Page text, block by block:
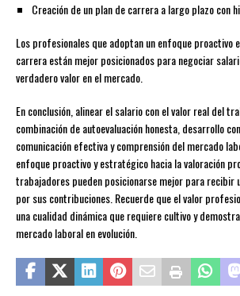
Creación de un plan de carrera a largo plazo con
Los profesionales que adoptan un enfoque proactivo
carrera están mejor posicionados para negociar
verdadero valor en el mercado.
En conclusión, alinear el salario con el valor real del
combinación de autoevaluación honesta, desarrollo
comunicación efectiva y comprensión del mercado
enfoque proactivo y estratégico hacia la valoración
trabajadores pueden posicionarse mejor para recibir
por sus contribuciones. Recuerde que el valor
una cualidad dinámica que requiere cultivo y
mercado laboral en evolución.